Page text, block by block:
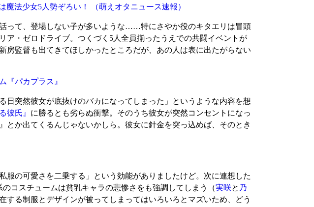
魔法少女5人勢ぞろい！ （萌えオタニュース速報）
って、登場しない子が多いような……特にさやか役のキタエリは冒頭
・ゼロドライブ。つくづく5人全員揃ったうえでの共闘イベントが
監督も出てきてほしかったところだが、あの人は表に出たがらない
パカプラス』
突然彼女が底抜けのバカになってしまった」というような内容を想
彼氏』 に勝るとも劣らぬ衝撃。そのうち彼女が突然コンセントになっ
か出てくるんじゃないかしら。彼女に針金を突っ込めば、そのとき
服の可愛さを二乗する」という効能がありましたけど。次に連想した
コスチュームは貧乳キャラの悲惨さをも強調してしまう（実咲と 乃
る制服とデザインが被ってしまってはいろいろとマズいため、どう